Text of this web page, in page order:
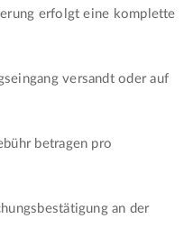
erfolgt eine komplette
versandt oder auf
betragen pro
an der